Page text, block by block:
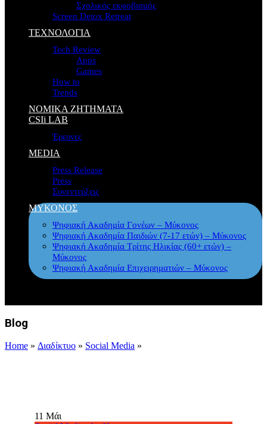
Σχολικός εκφοβισμός
Screen Detox Retreat
ΤΕΧΝΟΛΟΓΙΑ
Tech Review
Apps
Games
How to
Trends
ΝΟΜΙΚΑ ΖΗΤΗΜΑΤΑ
CSIi LAB
Έρευνες
MEDIA
Press Release
Press
Συνεντεύξεις
ΜΥΚΟΝΟΣ
Ψηφιακή Ακαδημία Γονέων – Μύκονος
Ψηφιακή Ακαδημία Παιδιών (7-17 ετών) – Μύκονος
Ψηφιακή Ακαδημία Τρίτης Ηλικίας (60+ ετών) –
Μύκονος
Ψηφιακή Ακαδημία Επιχειρηματιών – Μύκονος
Blog
Home » Διαδίκτυο » Social Media »
11 Μάι